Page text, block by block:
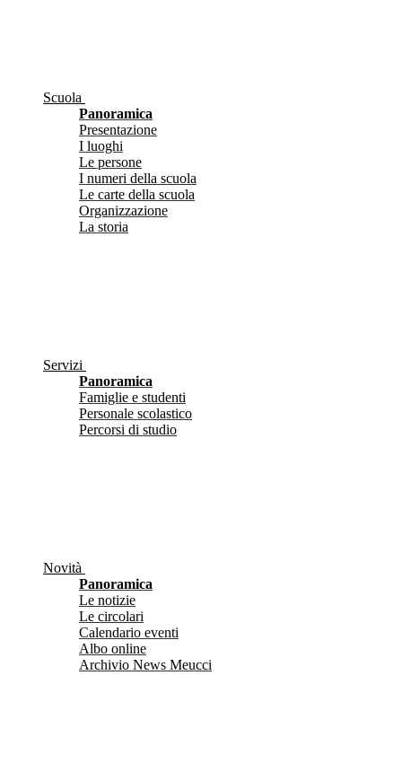
Scuola
Panoramica
Presentazione
I luoghi
Le persone
I numeri della scuola
Le carte della scuola
Organizzazione
La storia
Servizi
Panoramica
Famiglie e studenti
Personale scolastico
Percorsi di studio
Novità
Panoramica
Le notizie
Le circolari
Calendario eventi
Albo online
Archivio News Meucci